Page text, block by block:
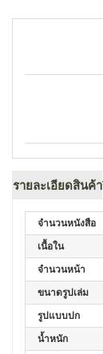
รายละเอียดสินค้า
จำนวนหนังสือ
เนื้อใน
จำนวนหน้า
ขนาดรูปเล่ม
รูปแบบปก
น้ำหนัก